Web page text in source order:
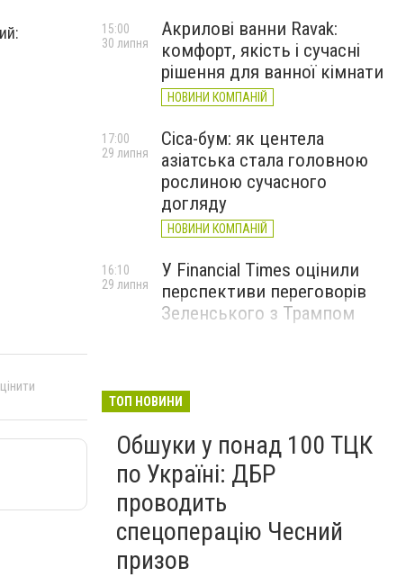
Акрилові ванни Ravak:
комфорт, якість і сучасні
рішення для ванної кімнати
НОВИНИ КОМПАНІЙ
15:00
30 липня
Cica-бум: як центела
азіатська стала головною
рослиною сучасного
догляду
НОВИНИ КОМПАНІЙ
17:00
29 липня
У Financial Times оцінили
перспективи переговорів
Зеленського з Трампом
16:10
29 липня
ТОП НОВИНИ
Обшуки у понад 100 ТЦК
по Україні: ДБР
проводить
спецоперацію Чесний
призов